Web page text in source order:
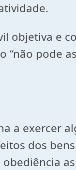
objetiva e
pode
a exercer
dos